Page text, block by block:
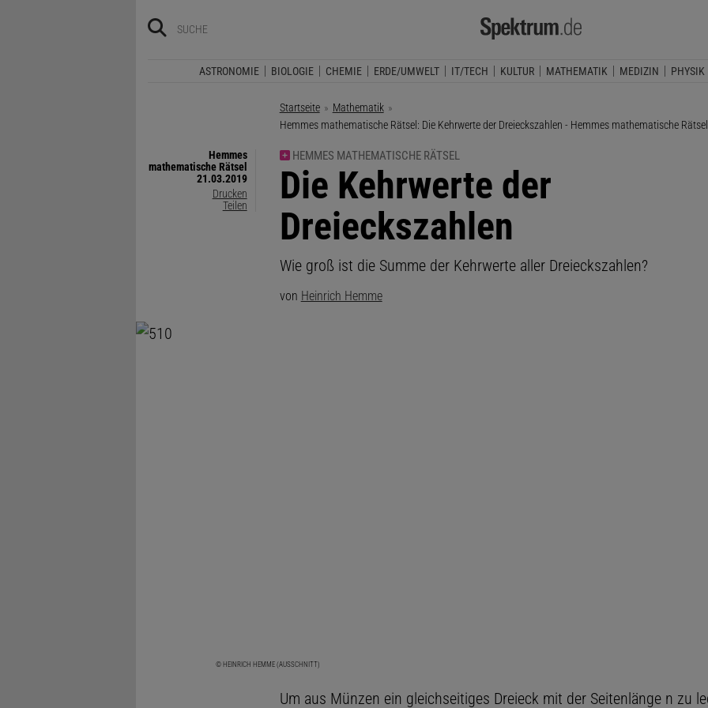
ASTRONOMIE BIOLOGIE CHEMIE ERDE/UMWELT IT/TECH KULTUR MATHEMATIK MEDIZIN PHYSIK
Startseite
Mathematik
Aktuelle Seite:
Hemmes mathematische Rätsel: Die Kehrwerte der Dreieckszahlen - Hemmes mathematische Rätsel
Hemmes
mathematische Rätsel
21.03.2019
Drucken
Teilen
HEMMES MATHEMATISCHE RÄTSEL
:
Die Kehrwerte der
Dreieckszahlen
Wie groß ist die Summe der Kehrwerte aller Dreieckszahlen?
von Heinrich Hemme
© HEINRICH HEMME (AUSSCHNITT)
Um aus Münzen ein gleichseitiges Dreieck mit der Seitenlänge n zu